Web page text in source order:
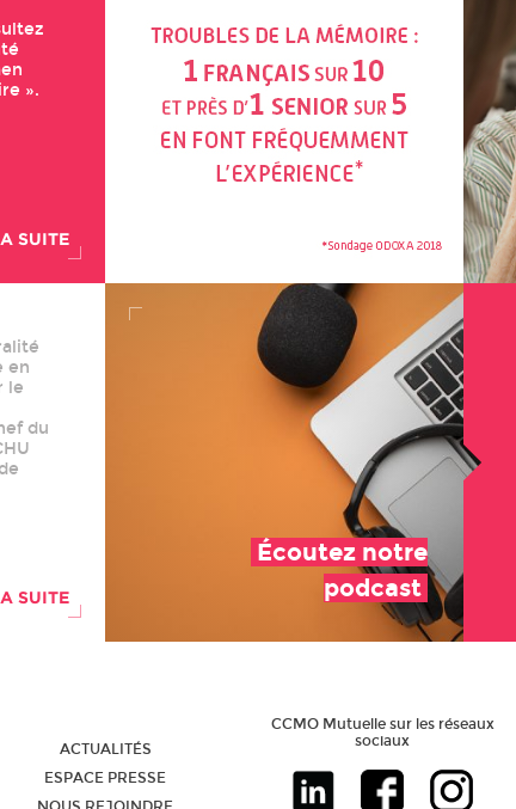
».
SUITE
en
le
du
SUITE
Écoutez notre
podcast
ACTUALITÉS
ESPACE PRESSE
CCMO Mutuelle sur les réseaux
sociaux